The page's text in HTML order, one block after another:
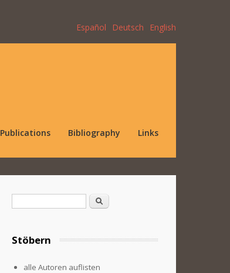
Español Deutsch English
Publications Bibliography Links
Search
Stöbern
alle Autoren auflisten